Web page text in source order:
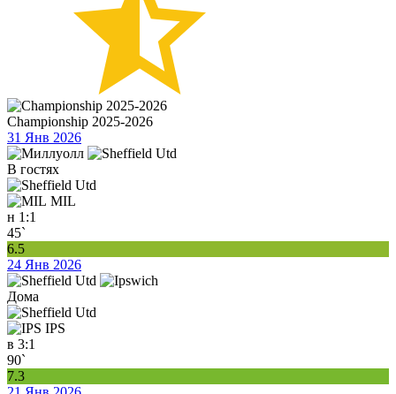
Championship 2025-2026
31 Янв 2026
В гостях
MIL
н 1:1
45`
6.5
24 Янв 2026
Дома
IPS
в 3:1
90`
7.3